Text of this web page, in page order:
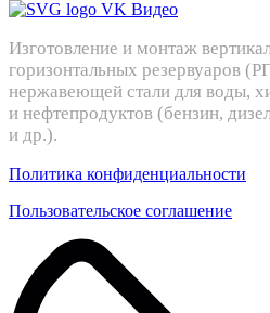
Изготовление и монтаж
горизонтальных резервуаров
нержавеющей стали для воды,
и нефтепродуктов (бензин,
и др.).
Политика конфиденциальности
Пользовательское соглашение